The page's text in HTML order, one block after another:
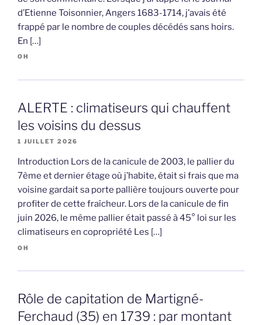
d’Etienne Toisonnier, Angers 1683-1714, j’avais été
frappé par le nombre de couples décédés sans hoirs.
En […]
OH
ALERTE : climatiseurs qui chauffent
les voisins du dessus
1 JUILLET 2026
Introduction Lors de la canicule de 2003, le pallier du
7ème et dernier étage où j’habite, était si frais que ma
voisine gardait sa porte pallière toujours ouverte pour
profiter de cette fraîcheur. Lors de la canicule de fin
juin 2026, le même pallier était passé à 45° loi sur les
climatiseurs en copropriété Les […]
OH
Rôle de capitation de Martigné-
Ferchaud (35) en 1739 : par montant